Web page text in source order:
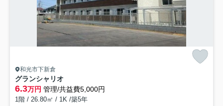
和光市下新倉
グランシャリオ
6.3万円 管理/共益費5,000円
1階 / 26.80㎡ / 1K /築5年